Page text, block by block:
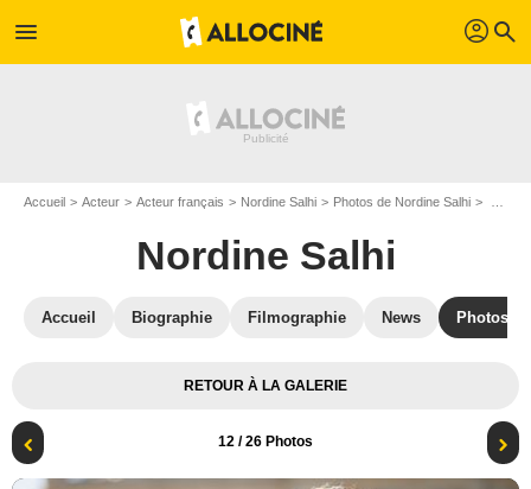
menu profil search
Accueil Acteur Acteur français Nordine Salhi Photos de Nordine Salhi
Nordine Salhi
Accueil Biographie Filmographie News Photos
RETOUR À LA GALERIE
12 / 26 Photos